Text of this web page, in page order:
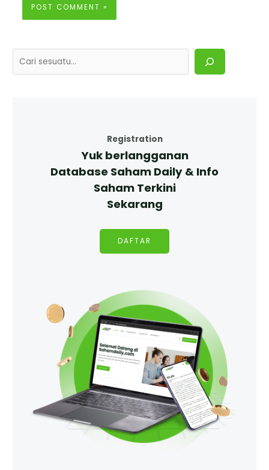
Registration
Yuk berlangganan
Database Saham Daily & Info
Saham Terkini
Sekarang
DAFTAR